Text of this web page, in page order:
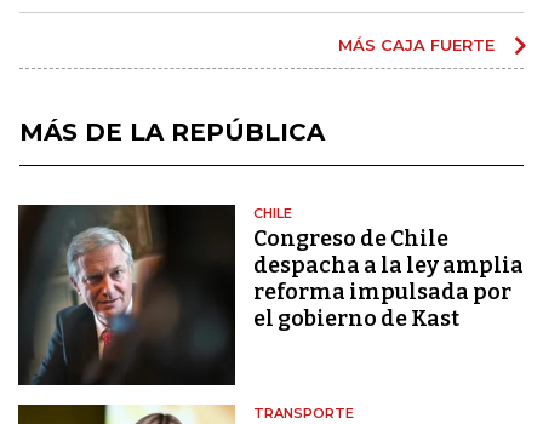
MÁS CAJA FUERTE
MÁS DE LA REPÚBLICA
CHILE
Congreso de Chile
despacha a la ley amplia
reforma impulsada por
el gobierno de Kast
TRANSPORTE